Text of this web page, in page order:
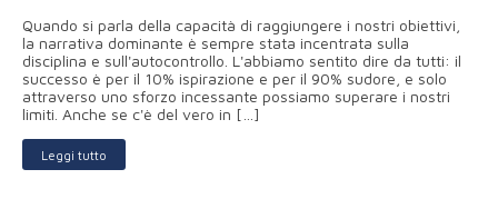
Quando si parla della capacità di raggiungere i nostri obiettivi,
la narrativa dominante è sempre stata incentrata sulla
disciplina e sull'autocontrollo. L'abbiamo sentito dire da tutti: il
successo è per il 10% ispirazione e per il 90% sudore, e solo
attraverso uno sforzo incessante possiamo superare i nostri
limiti. Anche se c'è del vero in […]
Leggi tutto